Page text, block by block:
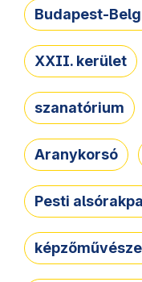
Budapest-
XXII. kerület
szanatórium
Aranykorsó
Pesti